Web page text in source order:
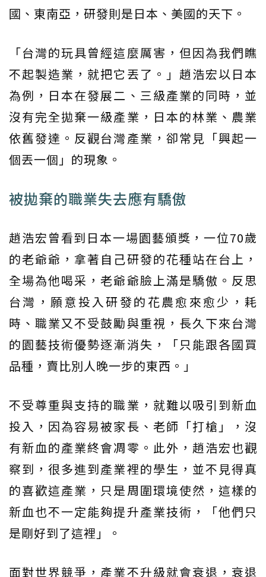
國、東南亞，研發則是日本、美國的天下。
「台灣的玩具曾經這麼厲害，但因為我們瞧
不起製造業，就把它丟了。」趙浩宏以日本
為例，日本在發展二、三級產業的同時，並
沒有完全拋棄一級產業，日本的林業、農業
依舊發達。反觀台灣產業，卻常見「興起一
個丟一個」的現象。
被拋棄的職業失去應有驕傲
趙浩宏曾看到日本一場園藝頒獎，一位70歲
的老爺爺，拿著自己研發的花種站在台上，
全場為他喝采，老爺爺臉上滿是驕傲。反思
台灣，願意投入研發的花農愈來愈少，耗
時、職業又不受鼓勵與重視，長久下來台灣
的園藝技術優勢逐漸消失，「只能跟各國買
品種，賣比別人晚一步的東西。」
不受尊重與支持的職業，就難以吸引到新血
投入，因為容易被家長、老師「打槍」，沒
有新血的產業終會凋零。此外，趙浩宏也觀
察到，很多進到產業裡的學生，並不見得真
的喜歡這產業，只是周圍環境使然，這樣的
新血也不一定能夠提升產業技術，「他們只
是剛好到了這裡」。
面對世界競爭，產業不升級就會衰退，衰退